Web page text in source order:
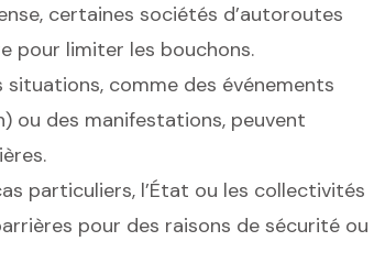
certaines sociétés d’autoroutes
pour limiter les bouchons.
situations, comme des événements
ou des manifestations, peuvent
particuliers, l’État ou les collectivités
pour des raisons de sécurité ou